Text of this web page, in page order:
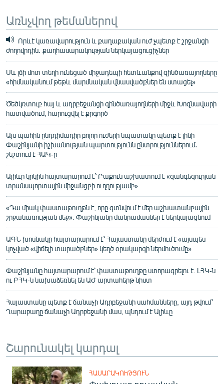
Առնչվող թեմաներով
Որևէ կառավարություն և քաղաքական ուժ չպետք է շրջանցի
ժողովրդին․ քաղհասարակության ներկայացուցիչներ
Սև լճի մոտ տեղի ունեցած միջադեպի հետևանքով զինծառայողները
«հիմնականում թեթև մարմնական վնասվածքներ են ստացել»
Ծեծկռտուք հայ և ադրբեջանցի զինծառայողների միջև Խոզնավարի
հատվածում, հարուցվել է քրգործ
Այս պահին ընդդիմադիր բոլոր ուժերի նպատակը պետք է լինի
Փաշինյանի իշխանության պարտությունն ընտրություններում․
շեշտում է ՀԱԿ-ը
Ալիևը կրկին հայտարարում է՝ Բաքուն աշխատում է «զանգեզուրյան
տրանսպորտային միջանցքի ուղղությամբ»
«Դա միակ փաստաթուղթն է, որը գտնվում է մեր աշխատանքային
շրջանառության մեջ». Փաշինյանը մանրամասներ է ներկայացնում
ԱԳՆ խոսնակը հայտարարում է՝ Հայաստանը մերժում է «այսպես
կոչված «վիճելի տարածքներ» կեղծ օրակարգի ներմուծումը»
Փաշինյանը հայտարարում է՝ փաստաթուղթը ստորագրելու է. ԼՀԿ-ն
ու ԲՀԿ-ն նախաձեռնել են ԱԺ արտահերթ նիստ
Հայաստանը պետք է ճանաչի Ադրբեջանի սահմանները, այդ թվում՝
Ղարաբաղը ճանաչի Ադրբեջանի մաս, պնդում է Ալիևը
Շարունակել կարդալ
ՀԱՍԱՐԱԿՈՒԹՅՈՒՆ